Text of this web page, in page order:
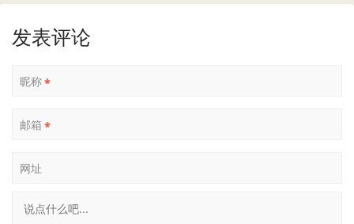
发表评论
昵称*
邮箱 *
网址